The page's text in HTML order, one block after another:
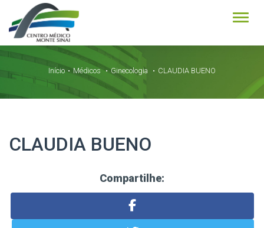
Início Médicos Ginecologia CLAUDIA BUENO
CLAUDIA BUENO
Compartilhe: